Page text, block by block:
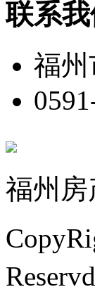
联系我
福州
福州